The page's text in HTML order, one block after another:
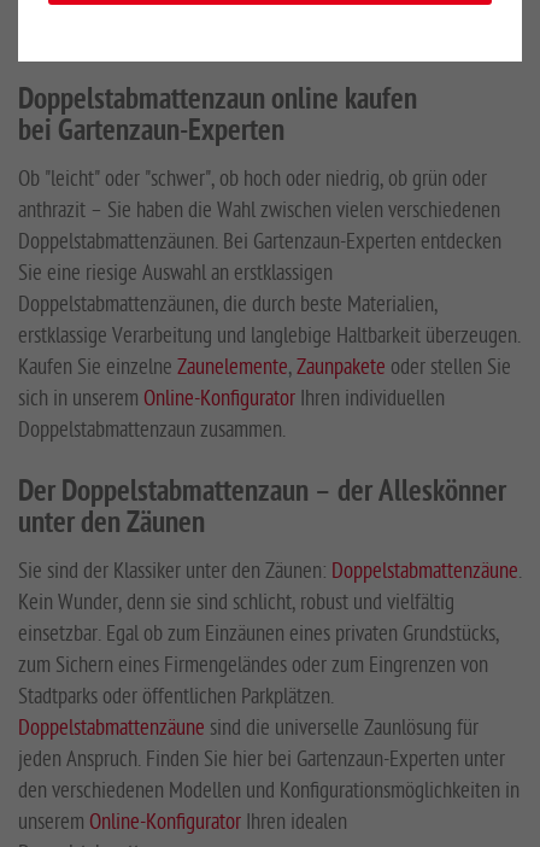
Doppelstabmattenzaun online kaufen
bei Gartenzaun-Experten
Ob "leicht" oder "schwer", ob hoch oder niedrig, ob grün oder
anthrazit – Sie haben die Wahl zwischen vielen verschiedenen
Doppelstabmattenzäunen. Bei Gartenzaun-Experten entdecken
Sie eine riesige Auswahl an erstklassigen
Doppelstabmattenzäunen, die durch beste Materialien,
erstklassige Verarbeitung und langlebige Haltbarkeit überzeugen.
Kaufen Sie einzelne Zaunelemente,Zaunpakete oder stellen Sie
sich in unserem Online-Konfigurator Ihren individuellen
Doppelstabmattenzaun zusammen.
Der Doppelstabmattenzaun – der Alleskönner
unter den Zäunen
Sie sind der Klassiker unter den Zäunen: Doppelstabmattenzäune.
Kein Wunder, denn sie sind schlicht, robust und vielfältig
einsetzbar. Egal ob zum Einzäunen eines privaten Grundstücks,
zum Sichern eines Firmengeländes oder zum Eingrenzen von
Stadtparks oder öffentlichen Parkplätzen.
Doppelstabmattenzäune sind die universelle Zaunlösung für
jeden Anspruch. Finden Sie hier bei Gartenzaun-Experten unter
den verschiedenen Modellen und Konfigurationsmöglichkeiten in
unserem Online-Konfigurator Ihren idealen